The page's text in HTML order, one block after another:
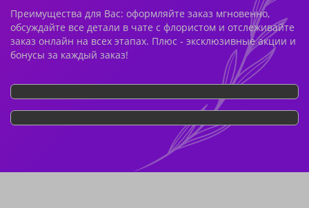
Преимущества для Вас: оформляйте заказ мгновенно,
обсуждайте все детали в чате с флористом и отслеживайте
заказ онлайн на всех этапах. Плюс - эксклюзивные акции и
бонусы за каждый заказ!